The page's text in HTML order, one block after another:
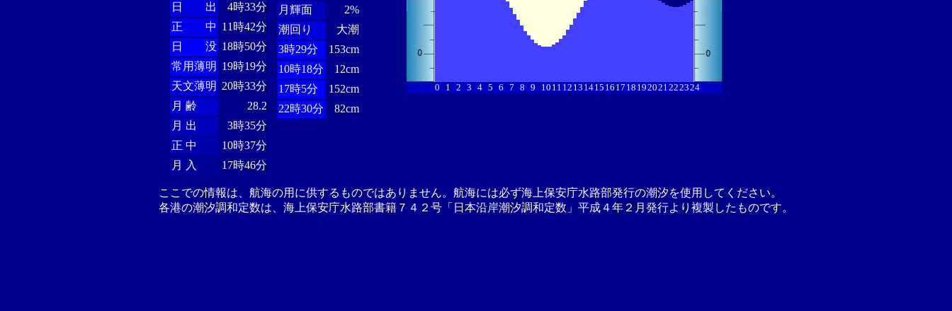
日 出
4時33分
正 中 11時42分
日 没 18時50分
常用薄明 19時19分
天文薄明 20時33分
月 齢
28.2
月 出
3時35分
正 中
10時37分
月 入
17時46分
月輝面
2%
潮回り
大潮
3時29分
153cm
10時18分
12cm
17時5分
152cm
22時30分
82cm
0 1 2 3 4 5 6 7 8 9 10 11 12 13 1415 16 17 18 192021222324
ここでの情報は、航海の用に供するものではありません。航海には必ず海上保安庁水路部発行の潮汐を使用してください。
各港の潮汐調和定数は、海上保安庁水路部書籍７４２号「日本沿岸潮汐調和定数」平成４年２月発行より複製したものです。